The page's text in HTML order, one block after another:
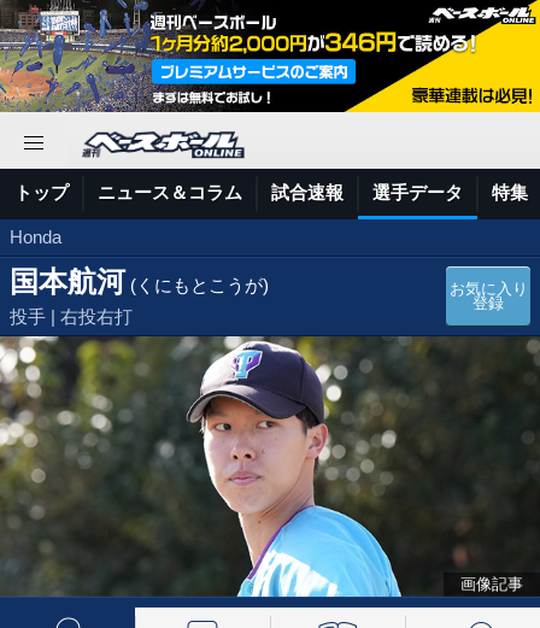
トップ ニュース＆コラム 試合速報 選手データ 特集
Honda
国本航河 (くにもとこうが)
投手 | 右投右打
お気に入り
登録
画像記事